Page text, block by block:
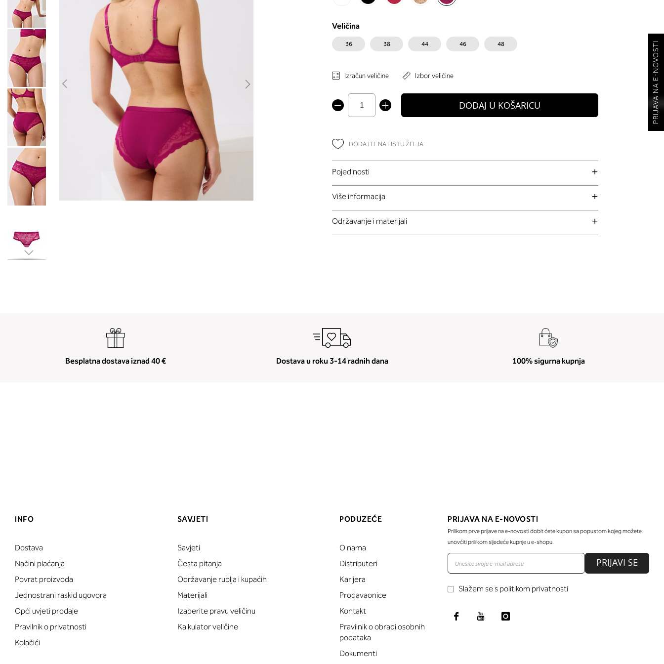
Veličina
36 38 44 46 48
Izračun veličine Izbor veličine
DODAJ U KOŠARICU
DODAJTE NA LISTU ŽELJA
Pojedinosti
Više informacija
Održavanje i materijali
Besplatna dostava iznad 40 € Dostava u roku 3-14 radnih dana 100% sigurna kupnja
INFO
Dostava
Načini plaćanja
Povrat proizvoda
Jednostrani raskid ugovora
Opći uvjeti prodaje
Pravilnik o privatnosti
Kolačići
SAVJETI
Savjeti
Česta pitanja
Održavanje rublja i kupaćih
Materijali
Izaberite pravu veličinu
Kalkulator veličine
PODUZEĆE
O nama
Distributeri
Karijera
Prodavaonice
Kontakt
Pravilnik o obradi osobnih
podataka
Dokumenti
PRIJAVA NA E-NOVOSTI
Prilikom prve prijave na e-novosti dobit ćete kupon sa popustom kojeg možete
unovčiti prilikom sljedeće kupnje u e-shopu.
PRIJAVI SE
Slažem se s politikom privatnosti
PRIJAVA NA E-NOVOSTI